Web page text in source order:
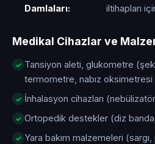
Damlaları:
iltihapları
Medikal Cihazlar ve
Tansiyon aleti, glukometre
termometre, nabız oksimetresi
İnhalasyon cihazları
Ortopedik destekler (diz
Yara bakım malzemeleri (sargı,